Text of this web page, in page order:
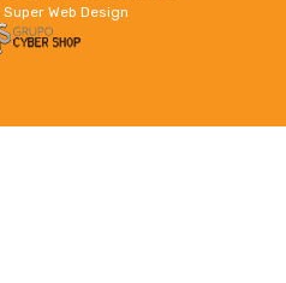
Super Web Design